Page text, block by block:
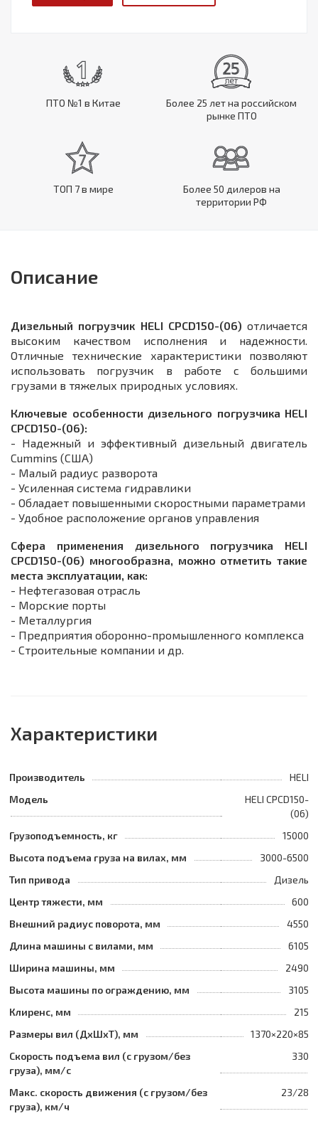
ПТО №1 в Китае
Более 25 лет на российском
рынке ПТО
ТОП 7 в мире
Более 50 дилеров на
территории РФ
Описание
Дизельный погрузчик HELI CPCD150-(06) отличается
высоким качеством исполнения и надежности.
Отличные технические характеристики позволяют
использовать погрузчик в работе с большими
грузами в тяжелых природных условиях.
Ключевые особенности дизельного погрузчика HELI
CPCD150-(06):
- Надежный и эффективный дизельный двигатель
Cummins (США)
- Малый радиус разворота
- Усиленная система гидравлики
- Обладает повышенными скоростными параметрами
- Удобное расположение органов управления
Сфера применения дизельного погрузчика HELI
CPСD150-(06) многообразна, можно отметить такие
места эксплуатации, как:
- Нефтегазовая отрасль
- Морские порты
- Металлургия
- Предприятия оборонно-промышленного комплекса
- Строительные компании и др.
Характеристики
Производитель
HELI
Модель
HELI CPCD150-
(06)
Грузоподъемность, кг
15000
Высота подъема груза на вилах, мм
3000-6500
Тип привода
Дизель
Центр тяжести, мм
600
Внешний радиус поворота, мм
4550
Длина машины с вилами, мм
6105
Ширина машины, мм
2490
Высота машины по ограждению, мм
3105
Клиренс, мм
215
Размеры вил (ДхШхТ), мм
1370×220×85
Скорость подъема вил (с грузом/без
груза), мм/с
330
Макс. скорость движения (с грузом/без
груза), км/ч
23/28